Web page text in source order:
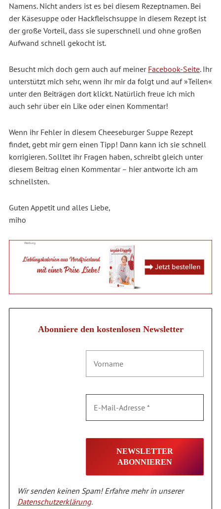
Namens. Nicht anders ist es bei diesem Rezeptnamen. Bei
der Käsesuppe oder Hackfleischsuppe in diesem Rezept ist
der große Vorteil, dass sie superschnell und ohne großen
Aufwand schnell gekocht ist.
Besucht mich doch gern auch auf meiner Facebook-Seite. Ihr
unterstützt mich sehr, wenn ihr mir da folgt und auf »Teilen«
unter den Beiträgen dort klickt. Natürlich freue ich mich
auch sehr über ein Like oder einen Kommentar!
Wenn ihr Fehler in diesem Cheeseburger Suppe Rezept
findet, gebt mir gern einen Tipp! Dann kann ich sie schnell
korrigieren. Solltet ihr Fragen haben, schreibt gleich unter
diesem Beitrag einen Kommentar – hier antworte ich am
schnellsten.
Guten Appetit und alles Liebe,
miho
Abonniere den kostenlosen Newsletter
Wir senden keinen Spam! Erfahre mehr in unserer
Datenschutzerklärung.